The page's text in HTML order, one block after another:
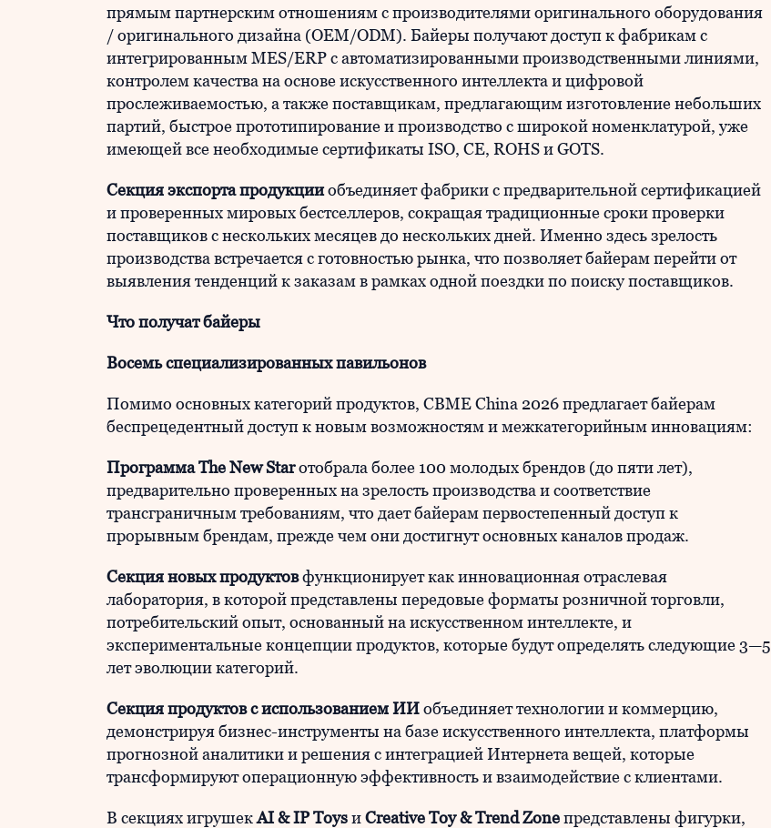
прямым партнерским отношениям с производителями оригинального оборудования
/ оригинального дизайна (OEM/ODM). Байеры получают доступ к фабрикам с
интегрированным MES/ERP с автоматизированными производственными линиями,
контролем качества на основе искусственного интеллекта и цифровой
прослеживаемостью, а также поставщикам, предлагающим изготовление небольших
партий, быстрое прототипирование и производство с широкой номенклатурой, уже
имеющей все необходимые сертификаты ISO, CE, ROHS и GOTS.
Секция экспорта продукцииобъединяет фабрики с предварительной сертификацией
и проверенных мировых бестселлеров, сокращая традиционные сроки проверки
поставщиков с нескольких месяцев до нескольких дней. Именно здесь зрелость
производства встречается с готовностью рынка, что позволяет байерам перейти от
выявления тенденций к заказам в рамках одной поездки по поиску поставщиков.
Что получат байеры
Восемь специализированных павильонов
Помимо основных категорий продуктов, CBME China 2026 предлагает байерам
беспрецедентный доступ к новым возможностям и межкатегорийным инновациям:
Программа The New Starотобрала более 100 молодых брендов (до пяти лет),
предварительно проверенных на зрелость производства и соответствие
трансграничным требованиям, что дает байерам первостепенный доступ к
прорывным брендам, прежде чем они достигнут основных каналов продаж.
Секция новых продуктовфункционирует как инновационная отраслевая
лаборатория, в которой представлены передовые форматы розничной торговли,
потребительский опыт, основанный на искусственном интеллекте, и
экспериментальные концепции продуктов, которые будут определять следующие 3—5
лет эволюции категорий.
Секция продуктов с использованием ИИобъединяет технологии и коммерцию,
демонстрируя бизнес-инструменты на базе искусственного интеллекта, платформы
прогнозной аналитики и решения с интеграцией Интернета вещей, которые
трансформируют операционную эффективность и взаимодействие с клиентами.
В секциях игрушекAI & IP ToysиCreative Toy & Trend Zoneпредставлены фигурки,